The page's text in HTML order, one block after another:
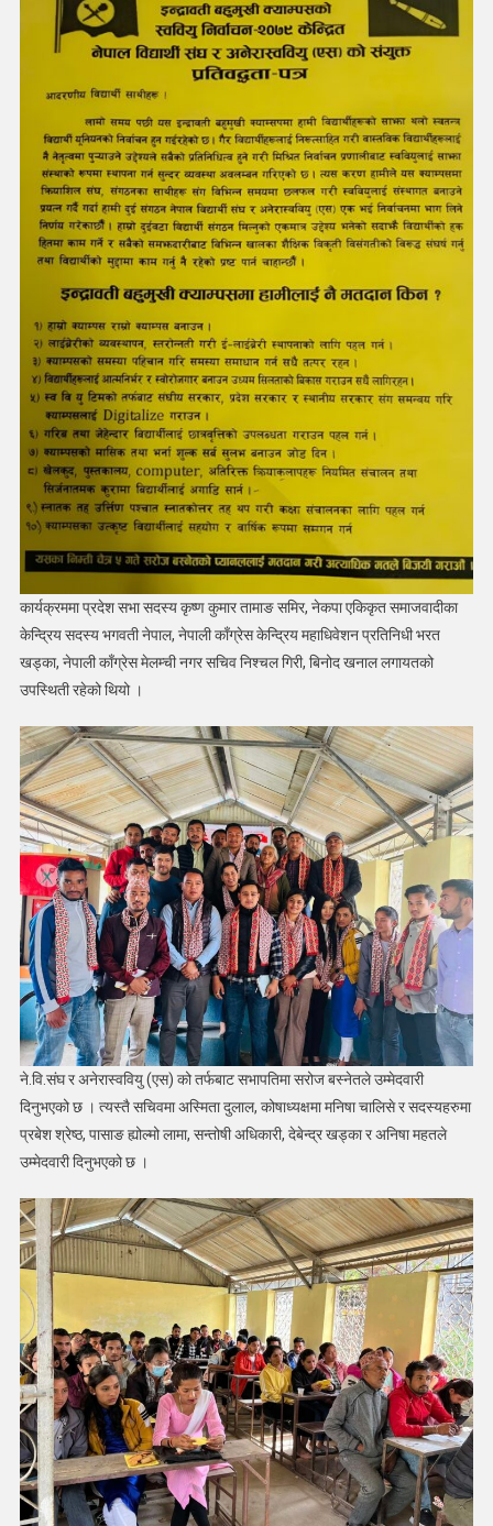
कार्यक्रममा प्रदेश सभा सदस्य कृष्ण कुमार तामाङ समिर, नेकपा एकिकृत समाजवादीका
केन्द्रिय सदस्य भगवती नेपाल, नेपाली काँग्रेस केन्द्रिय महाधिवेशन प्रतिनिधी भरत
खड्का, नेपाली काँग्रेस मेलम्ची नगर सचिव निश्चल गिरी, बिनोद खनाल लगायतको
उपस्थिती रहेको थियो ।
ने.वि.संघ र अनेरास्ववियु (एस) को तर्फबाट सभापतिमा सरोज बस्नेतले उम्मेदवारी
दिनुभएको छ । त्यस्तै सचिवमा अस्मिता दुलाल, कोषाध्यक्षमा मनिषा चालिसे र सदस्यहरुमा
प्रबेश श्रेष्ठ, पासाङ ह्योल्मो लामा, सन्तोषी अधिकारी, देबेन्द्र खड्का र अनिषा महतले
उम्मेदवारी दिनुभएको छ ।